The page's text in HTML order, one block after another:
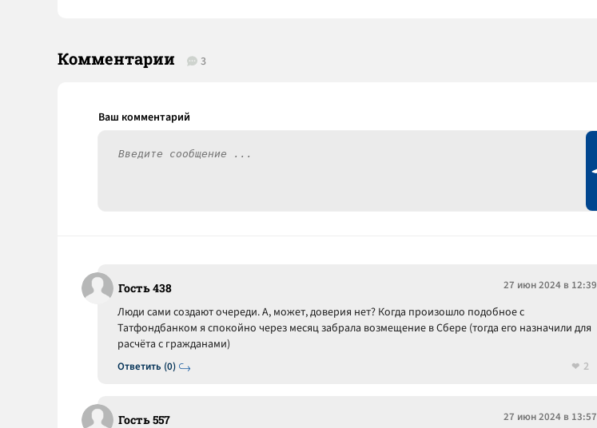
Комментарии 3
Гость 438 27 июн 2024 в 12:39
Ответить (0)
Люди сами создают очереди. А, может, доверия нет? Когда произошло подобное с
Татфондбанком я спокойно через месяц забрала возмещение в Сбере (тогда его назначили для
расчёта с гражданами)
2
Гость 557 27 июн 2024 в 13:57